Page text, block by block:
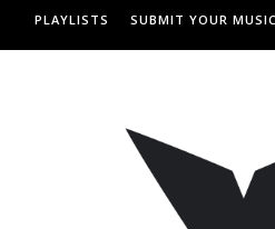
PLAYLISTS SUBMIT YOUR